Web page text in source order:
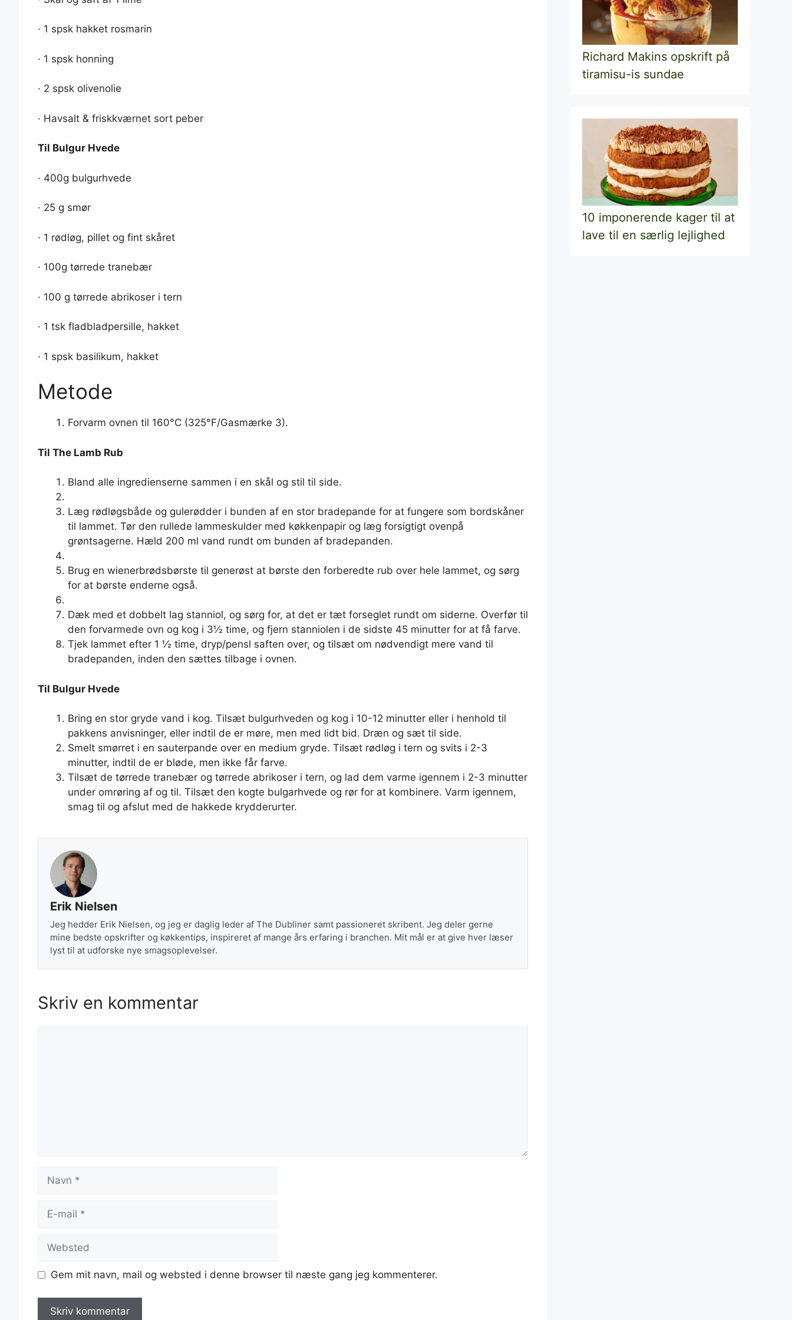
· 1 spsk hakket rosmarin
· 1 spsk honning
· 2 spsk olivenolie
· Havsalt & friskkværnet sort peber
Til Bulgur Hvede
· 400g bulgurhvede
· 25 g smør
· 1 rødløg, pillet og fint skåret
· 100g tørrede tranebær
· 100 g tørrede abrikoser i tern
· 1 tsk fladbladpersille, hakket
· 1 spsk basilikum, hakket
Metode
Forvarm ovnen til 160°C (325°F/Gasmærke 3).
Til The Lamb Rub
Bland alle ingredienserne sammen i en skål og stil til side.
Læg rødløgsbåde og gulerødder i bunden af ​​en stor bradepande for at fungere som bordskåner
til lammet. Tør den rullede lammeskulder med køkkenpapir og læg forsigtigt ovenpå
grøntsagerne. Hæld 200 ml vand rundt om bunden af ​​bradepanden.
Brug en wienerbrødsbørste til generøst at børste den forberedte rub over hele lammet, og sørg
for at børste enderne også.
Dæk med et dobbelt lag stanniol, og sørg for, at det er tæt forseglet rundt om siderne. Overfør til
den forvarmede ovn og kog i 3½ time, og fjern stanniolen i de sidste 45 minutter for at få farve.
Tjek lammet efter 1 ½ time, dryp/pensl saften over, og tilsæt om nødvendigt mere vand til
bradepanden, inden den sættes tilbage i ovnen.
Til Bulgur Hvede
Bring en stor gryde vand i kog. Tilsæt bulgurhveden og kog i 10-12 minutter eller i henhold til
pakkens anvisninger, eller indtil de er møre, men med lidt bid. Dræn og sæt til side.
Smelt smørret i en sauterpande over en medium gryde. Tilsæt rødløg i tern og svits i 2-3
minutter, indtil de er bløde, men ikke får farve.
Tilsæt de tørrede tranebær og tørrede abrikoser i tern, og lad dem varme igennem i 2-3 minutter
under omrøring af og til. Tilsæt den kogte bulgarhvede og rør for at kombinere. Varm igennem,
smag til og afslut med de hakkede krydderurter.
Erik Nielsen
Jeg hedder Erik Nielsen, og jeg er daglig leder af The Dubliner samt passioneret skribent. Jeg deler gerne
mine bedste opskrifter og køkkentips, inspireret af mange års erfaring i branchen. Mit mål er at give hver læser
lyst til at udforske nye smagsoplevelser.
Skriv en kommentar
Navn
Websted
Gem mit navn, mail og websted i denne browser til næste gang jeg kommenterer.
Richard Makins opskrift på
tiramisu-is sundae
10 imponerende kager til at
lave til en særlig lejlighed